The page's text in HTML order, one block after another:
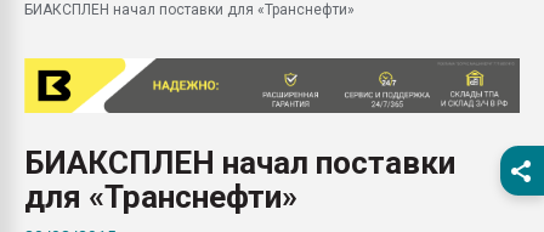
Помощь в подборе
ближайшее
Подмосковье, Москва
БИАКСПЛЕН начал поставки для «Транснефти»
БИАКСПЛЕН начал поставки
для «Транснефти»